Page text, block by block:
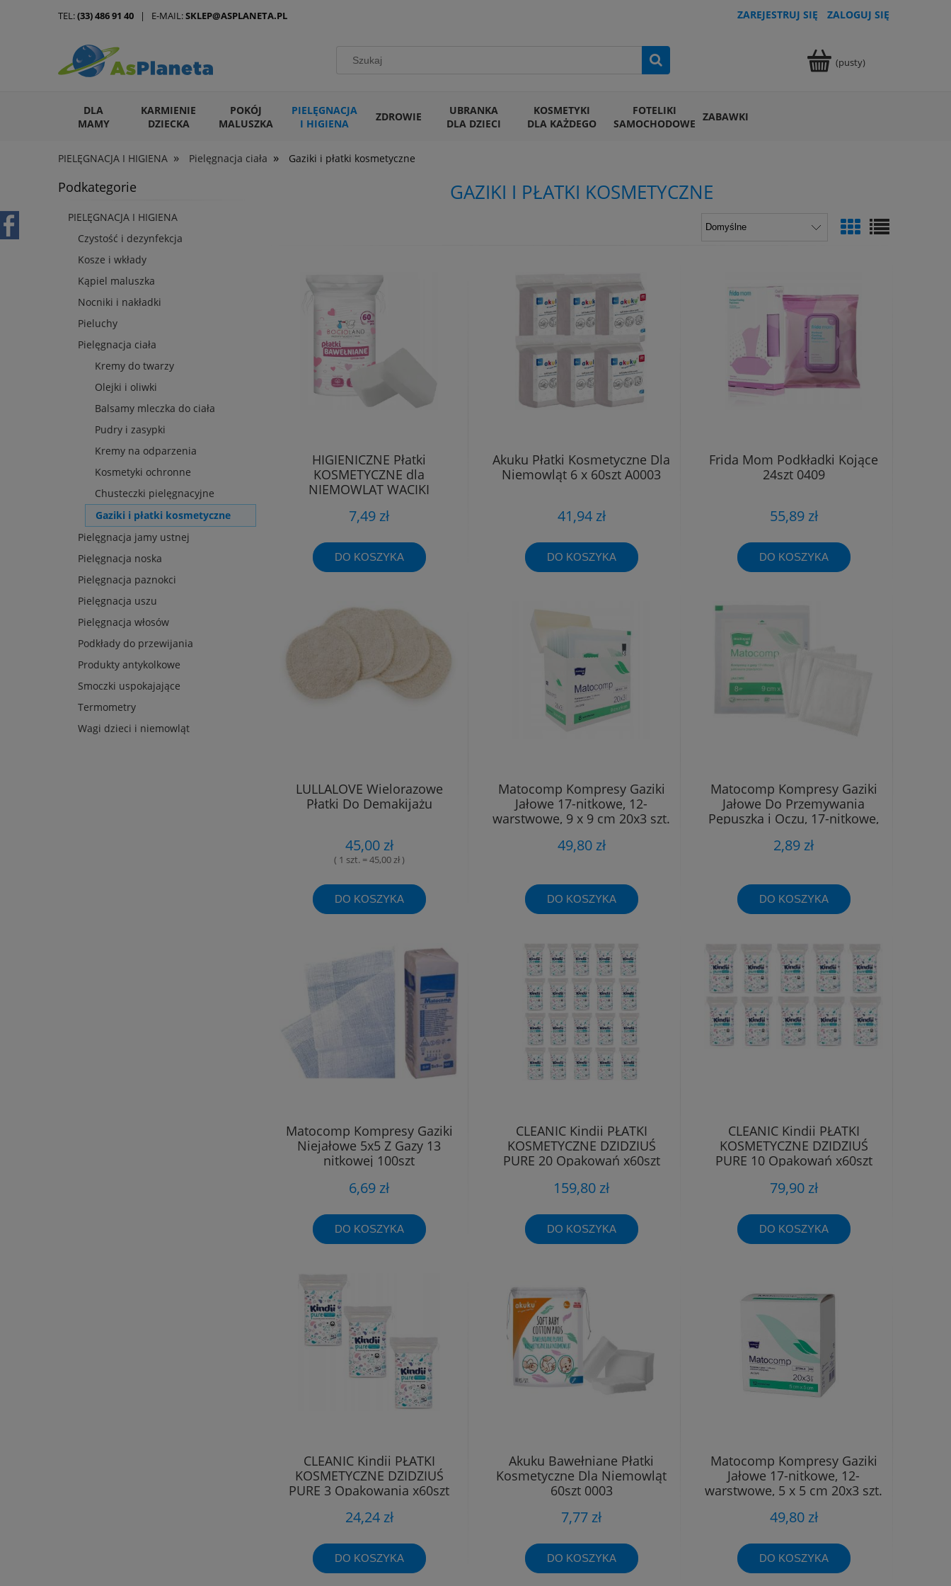
ZAREJESTRUJ SIĘ ZALOGUJ SIĘ
(pusty)
DLA
MAMY
KARMIENIE
DZIECKA
POKÓJ
MALUSZKA
PIELĘGNACJA
I HIGIENA
ZDROWIE
UBRANKA
DLA DZIECI
KOSMETYKI
DLA KAŻDEGO
FOTELIKI
SAMOCHODOWE ZABAWKI
ARTYKUŁY DLA ZWIERZĄT
PIELĘGNACJA I HIGIENA » Pielęgnacja ciała » Gaziki i płatki kosmetyczne
TEL:(33) 486 91 40 | E-MAIL:SKLEP@ASPLANETA.PL
Podkategorie
PIELĘGNACJA I HIGIENA
Czystość i dezynfekcja
Kosze i wkłady
Kąpiel maluszka
Nocniki i nakładki
Pieluchy
Pielęgnacja ciała
Kremy do twarzy
Olejki i oliwki
Balsamy mleczka do ciała
Pudry i zasypki
Kremy na odparzenia
Kosmetyki ochronne
Chusteczki pielęgnacyjne
Gaziki i płatki kosmetyczne
Pielęgnacja jamy ustnej
Pielęgnacja noska
Pielęgnacja paznokci
Pielęgnacja uszu
Pielęgnacja włosów
Podkłady do przewijania
Produkty antykolkowe
Smoczki uspokajające
Termometry
Wagi dzieci i niemowląt
GAZIKI I PŁATKI KOSMETYCZNE
HIGIENICZNE Płatki
KOSMETYCZNE dla
NIEMOWLĄT WACIKI
7,49 zł
DO KOSZYKA
Akuku Płatki Kosmetyczne Dla
Niemowląt 6 x 60szt A0003
41,94 zł
DO KOSZYKA
Frida Mom Podkładki Kojące
24szt 0409
55,89 zł
DO KOSZYKA
LULLALOVE Wielorazowe
Płatki Do Demakijażu
45,00 zł
( 1 szt. = 45,00 zł )
DO KOSZYKA
Matocomp Kompresy Gaziki
Jałowe 17-nitkowe, 12-
warstwowe, 9 x 9 cm 20x3 szt.
49,80 zł
DO KOSZYKA
Matocomp Kompresy Gaziki
Jałowe Do Przemywania
Pępuszka i Oczu, 17-nitkowe,
2,89 zł
DO KOSZYKA
Matocomp Kompresy Gaziki
Niejałowe 5x5 Z Gazy 13
nitkowej 100szt
6,69 zł
DO KOSZYKA
CLEANIC Kindii PŁATKI
KOSMETYCZNE DZIDZIUŚ
PURE 20 Opakowań x60szt
159,80 zł
DO KOSZYKA
CLEANIC Kindii PŁATKI
KOSMETYCZNE DZIDZIUŚ
PURE 10 Opakowań x60szt
79,90 zł
DO KOSZYKA
CLEANIC Kindii PŁATKI
KOSMETYCZNE DZIDZIUŚ
PURE 3 Opakowania x60szt
24,24 zł
DO KOSZYKA
Akuku Bawełniane Płatki
Kosmetyczne Dla Niemowląt
60szt 0003
7,77 zł
DO KOSZYKA
Matocomp Kompresy Gaziki
Jałowe 17-nitkowe, 12-
warstwowe, 5 x 5 cm 20x3 szt.
49,80 zł
DO KOSZYKA